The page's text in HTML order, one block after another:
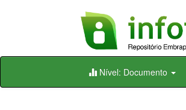
Skip
Nível: Documento